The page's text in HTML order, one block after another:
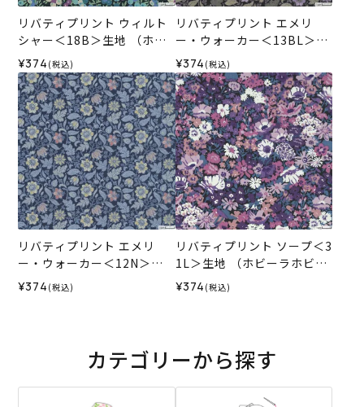
リバティプリント ウィルト
シャー＜18B＞生地 （ホビ
ーラホビーレオリジナル）2
025AW
¥374 (税込)
リバティプリント エメリ
ー・ウォーカー＜13BL＞生
地 （ホビーラホビーレオリ
ジナル）2025AW
¥374 (税込)
リバティプリント エメリ
ー・ウォーカー＜12N＞生
地 （ホビーラホビーレオリ
ジナル）2025AW
¥374 (税込)
リバティプリント ソープ＜3
1L＞生地 （ホビーラホビー
レオリジナル）2025AW
¥374 (税込)
カテゴリーから探す